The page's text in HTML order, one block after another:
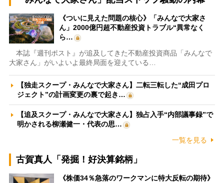
《ついに見えた問題の核心》「みんなで大家さ
ん」2000億円超不動産投資トラブル“異常なく
ら…
本誌『週刊ポスト』が追及してきた不動産投資商品「みんなで
大家さん」がいよいよ最終局面を迎えている…
【独走スクープ・みんなで大家さん】二転三転した“成田プロ
ジェクト”の計画変更の裏で起き…
【追及スクープ・みんなで大家さん】独占入手“内部議事録”で
明かされる柳瀬健一・代表の思…
一覧を見る
古賀真人「発掘！好決算銘柄」
《株価34％急落のワークマンに特大反転の期待》